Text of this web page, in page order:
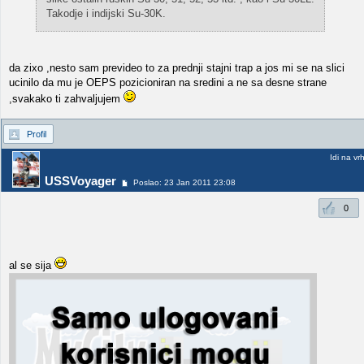
Takodje i indijski Su-30K.
da zixo ,nesto sam prevideo to za prednji stajni trap a jos mi se na slici
ucinilo da mu je OEPS pozicioniran na sredini a ne sa desne strane
,svakako ti zahvaljujem
Profil
USSVoyager Poslao: 23 Jan 2011 23:08
Idi na vrh
0
al se sija